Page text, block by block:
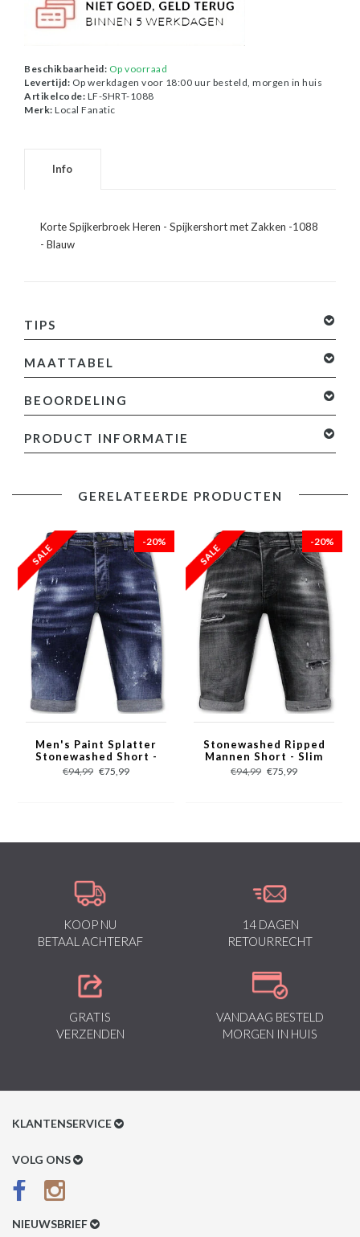
Beschikbaarheid: Op voorraad
Levertijd: Op werkdagen voor 18:00 uur besteld, morgen in huis
Artikelcode: LF-SHRT-1088
Merk: Local Fanatic
Info
Korte Spijkerbroek Heren - Spijkershort met Zakken -1088
- Blauw
TIPS
MAATTABEL
BEOORDELING
toevoegen
PRODUCT INFORMATIE
- Korte Spijkerbroek Heren
- Artikelcode: LF-SHRT-1088
- Seizoen: Zomer
- Pasvorm: Regular Fit
- Sluiting: Knopen
- Patroon: Zij Zakken
- Materiaal: 100% Katoen,
- Weefsel: Denimweefsel
- Zakken: 2 Voorzakken en 2 Achterzakken en 2 Zijzakken
- Wasvoorschrift: Machinewas 30 graden (Niet in de droger)
GERELATEERDE PRODUCTEN
-20%
Men's Paint Splatter
Stonewashed Short -
Slim Fit -1077- Blauw
€94,99 €75,99
-20%
Stonewashed Ripped
Mannen Short - Slim
Fit -1085- Zwart
€94,99 €75,99
KOOP NU
BETAAL ACHTERAF
14 DAGEN
RETOURRECHT
GRATIS
VERZENDEN
VANDAAG BESTELD
MORGEN IN HUIS
KLANTENSERVICE
Klantenservice
Betaalmethoden
VOLG ONS
NIEUWSBRIEF